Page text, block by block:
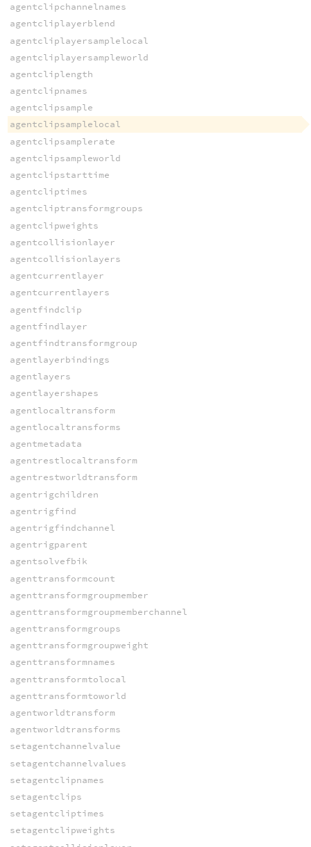
agentclipchannelnames
agentcliplayerblend
agentcliplayersamplelocal
agentcliplayersampleworld
agentcliplength
agentclipnames
agentclipsample
agentclipsamplelocal
agentclipsamplerate
agentclipsampleworld
agentclipstarttime
agentcliptimes
agentcliptransformgroups
agentclipweights
agentcollisionlayer
agentcollisionlayers
agentcurrentlayer
agentcurrentlayers
agentfindclip
agentfindlayer
agentfindtransformgroup
agentlayerbindings
agentlayers
agentlayershapes
agentlocaltransform
agentlocaltransforms
agentmetadata
agentrestlocaltransform
agentrestworldtransform
agentrigchildren
agentrigfind
agentrigfindchannel
agentrigparent
agentsolvefbik
agenttransformcount
agenttransformgroupmember
agenttransformgroupmemberchannel
agenttransformgroups
agenttransformgroupweight
agenttransformnames
agenttransformtolocal
agenttransformtoworld
agentworldtransform
agentworldtransforms
setagentchannelvalue
setagentchannelvalues
setagentclipnames
setagentclips
setagentcliptimes
setagentclipweights